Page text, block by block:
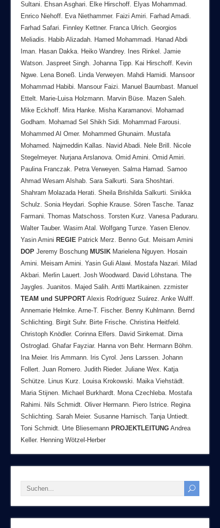
Sultani. Ehsan Asghari. Elke Hirschoff. Elyas Mohammad.
Enrico Niehoff. Eva Niethammer. Faizi Amiri. Farhad Amadi.
Farhad Safari. Finnley Kettner. Franca Ulrich. Georgios
Meliadis. Habib Alizadah. Hamed Mohammadi. Hanad Abdi
Iman. Hasan Dakka. Heiko Wandrey. Ines Rinkel. Jamie
Watson. Jaspreet Singh. Johanna Tipp. Kai Hirschoff. Kevin
Ngwe. Lena Boneß. Linda Verweyen. Mahdi Hamidi. Mansoor
Mohammad Habibi. Mansour Faizi. Manuel Baumbast. Manuel
Ettelt. Marie-Luisa Holzmann. Marvin Büse. Mazen Saleh.
Mike Eckhoff. Mira Hanke. Misha Karamanovi. Mohamad
Godham. Mohamad Sel Shikh Sidi. Mohammad Farousi.
Mohammed Al Omer. Mohammed Ghunaim. Mustafa
Mohamed. Najmeddin Kallas. Navid Abadi. Nele Brill. Nicole
Stegelmeyer. Nurjana Arslanova. Omid Amini. Omid Amiri.
Paulina Franczak. Petra Verweyen. Salma Hamad. Samoo
Ahmad Wesam Alshab. Sara Salkurti. Sara Shoshtari.
Shahram Molazada Herati. Sheila Brishilda Salkurti. Sinikka
Schulz. Sonia Heydari. Sophie Krause. Sören Tasche. Tanaz
Farmani. Thomas Matschoss. Torsten Kurz. Vanesa Paduraru.
Walter Tauber. Wasim Atal. Wolfgang Tunze. Yasen Elenov.
Yasin Amini REGIE Patrick Merz. Benno Gut. Meisam Amini
DOP Jeremy Boschung MUSIK Marielena Nguyen. Hosain
Amini. Meisam Amini. Yasin Guli Alawi. Mostafa Nazari. Milad
Akbari. Merlin Lauert. Josh Woodward. David Löhstana. The
Jaygles. Juanitos. Majed Salih. Antti Martikainen. zzmister
TEAM und SUPPORT Alexis Rodríguez Suárez. Anke Wulff.
Annemarie Helmke. Arne-T. Fischer. Benny Kuhlmann. Bernd
Schlichting. Birgit Suhr. Birte Frische. Christina Heitfeld.
Christoph Knödler. Corinna Elfers. David Sinkemat. Dima
Ostroglad. Ghafar Fayziar. Hanna von Behr. Hermann Böhm.
Ina Meier. Iris Ammann. Iris Cyrol. Jens Larssen. Johann
Follert. Juan Romero. Judith Rieder. Juliane Wex. Katja
Schütze. Linus Kurz. Louisa Krokowski. Maika Viehstädt.
Maria Stijnen. Michael Burkhardt. Mona Czechleba. Mostafa
Rahimi. Nils Schmidt. Oliver Hermann. Piero Istrice. Regina
Schlichting. Sarah Meier. Susanne Harnisch. Tanja Untiedt.
Toni Schmidt. Urte Bliesemann PROJEKTLEITUNG Andrea
Keller. Henning Wötzel-Herber